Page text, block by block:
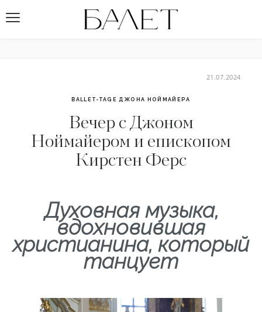
BALLET-TAGE ДЖОНА НОЙМАЙЕРА
Вечер с Джоном
Ноймайером и епископом
Кирстен Ферс
21.07.2024
Духовная музыка,
вдохновившая
христианина, который
танцует